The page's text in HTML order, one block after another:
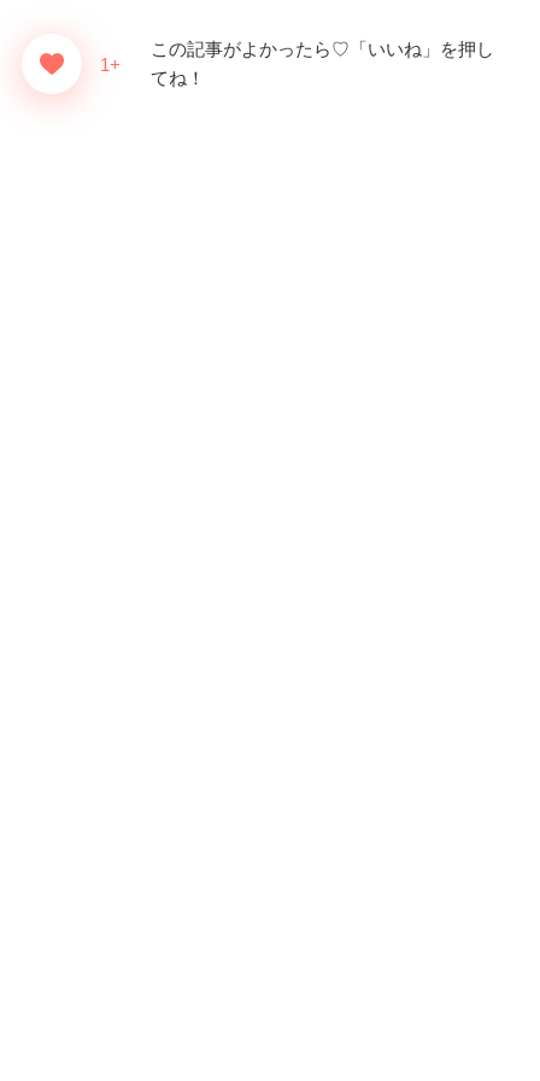
1+
この記事がよかったら♡「いいね」を押し
てね！